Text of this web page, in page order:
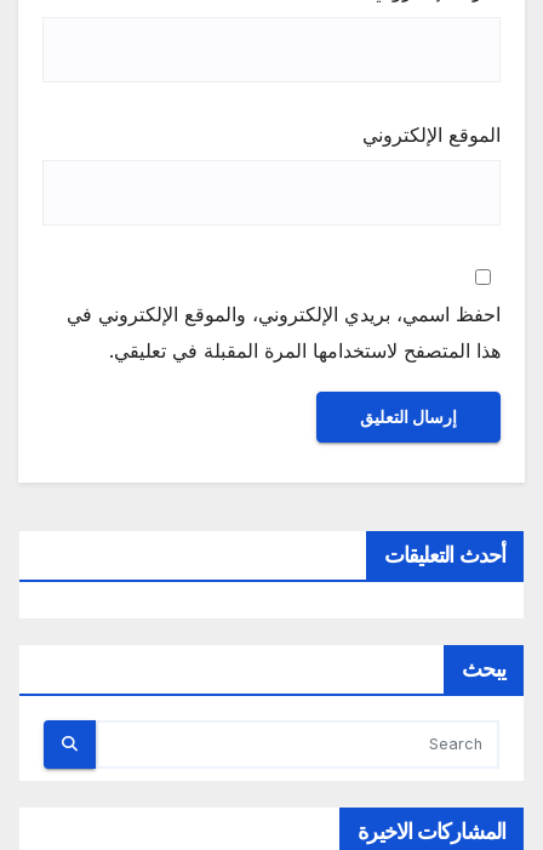
الموقع الإلكتروني
احفظ اسمي، بريدي الإلكتروني، والموقع الإلكتروني في
هذا المتصفح لاستخدامها المرة المقبلة في تعليقي.
أحدث التعليقات
يبحث
المشاركات الاخيرة